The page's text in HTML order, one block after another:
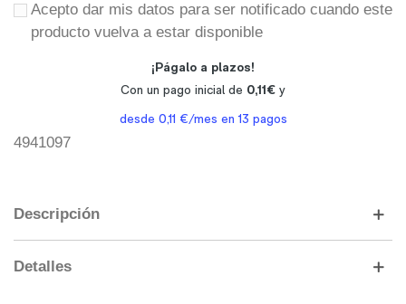
Acepto dar mis datos para ser notificado cuando este
producto vuelva a estar disponible
4941097
Descripción
Detalles